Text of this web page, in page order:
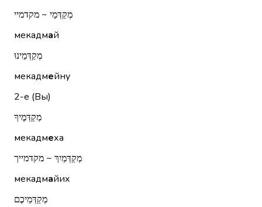
מְקַדְּמַי ~ מקדמיי
мекадмай
מְקַדְּמֵינוּ
мекадмейну
2-е (Вы)
מְקַדְּמֶיךָ
мекадмеха
מְקַדְּמַיִךְ ~ מקדמייך
мекадмайих
מְקַדְּמֵיכֶם